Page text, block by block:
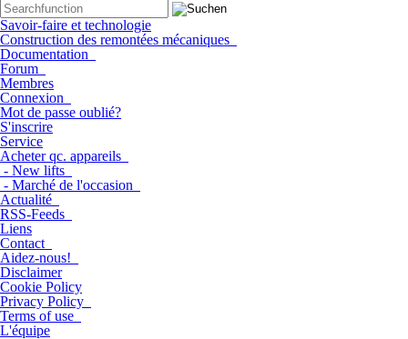
Savoir-faire et technologie
Construction des remontées mécaniques
Documentation
Forum
Membres
Connexion
Mot de passe oublié?
S'inscrire
Service
Acheter qc. appareils
- New lifts
- Marché de l'occasion
Actualité
RSS-Feeds
Liens
Contact
Aidez-nous!
Disclaimer
Cookie Policy
Privacy Policy
Terms of use
L'équipe